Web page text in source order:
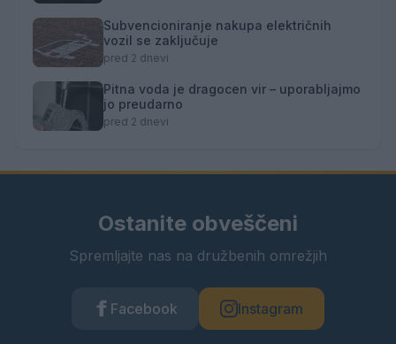
Subvencioniranje nakupa električnih
vozil se zaključuje
pred 2 dnevi
Pitna voda je dragocen vir – uporabljajmo
jo preudarno
pred 2 dnevi
Ostanite obveščeni
Spremljajte nas na družbenih omrežjih
Facebook Instagram